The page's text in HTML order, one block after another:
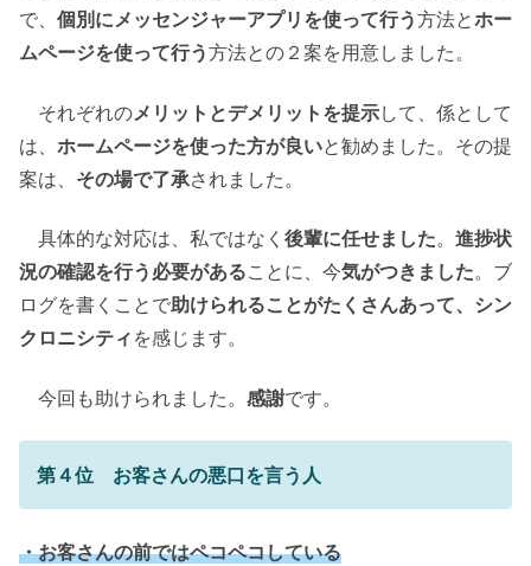
で、 個別にメッセンジャーアプリを使って行う方法とホー
ムページを使って行う方法との２案を用意しました。
それぞれのメリットとデメリットを提示して、係として
は、 ホームページを使った方が良いと勧めました。その提
案は、 その場で了承されました。
具体的な対応は、私ではなく 後輩に任せました。 進捗状
況の確認を行う必要があることに、今気がつきました。ブ
ログを書くことで助けられることがたくさんあって、シン
クロニシティ を感じます。
今回も助けられました。 感謝です。
第４位 お客さんの悪口を言う人
・お客さんの前ではペコペコしている